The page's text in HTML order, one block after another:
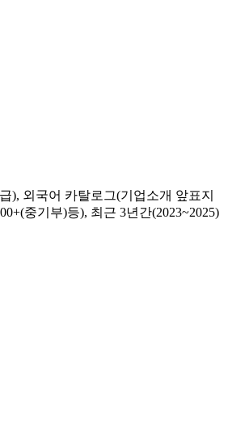
), 외국어 카탈로그(기업소개 앞표지
중기부)등), 최근 3년간(2023~2025)